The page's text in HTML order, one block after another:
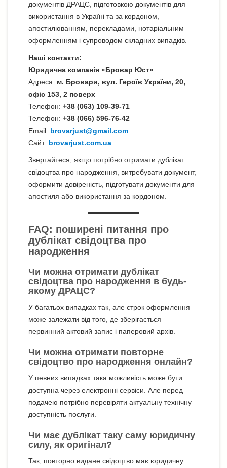
документів ДРАЦС, підготовкою документів для
використання в Україні та за кордоном,
апостилюванням, перекладами, нотаріальним
оформленням і супроводом складних випадків.
Наші контакти:
Юридична компанія «Бровар Юст»
Адреса: м. Бровари, вул. Героїв України, 20,
офіс 153, 2 поверх
Телефон: +38 (063) 109-39-71
Телефон: +38 (066) 596-76-42
Email: brovarjust@gmail.com
Сайт: brovarjust.com.ua
Звертайтеся, якщо потрібно отримати дублікат
свідоцтва про народження, витребувати документ,
оформити довіреність, підготувати документи для
апостиля або використання за кордоном.
FAQ: поширені питання про
дублікат свідоцтва про
народження
Чи можна отримати дублікат
свідоцтва про народження в будь-
якому ДРАЦС?
У багатьох випадках так, але строк оформлення
може залежати від того, де зберігається
первинний актовий запис і паперовий архів.
Чи можна отримати повторне
свідоцтво про народження онлайн?
У певних випадках така можливість може бути
доступна через електронні сервіси. Але перед
подачею потрібно перевіряти актуальну технічну
доступність послуги.
Чи має дублікат таку саму юридичну
силу, як оригінал?
Так, повторно видане свідоцтво має юридичну